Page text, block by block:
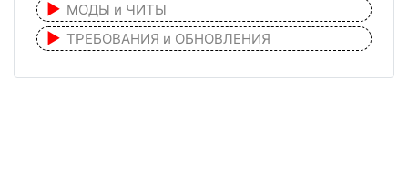
МОДЫ и ЧИТЫ
ТРЕБОВАНИЯ и ОБНОВЛЕНИЯ